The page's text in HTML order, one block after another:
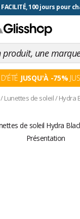
FACILITÉ, 100 jours pour
JUSQU'À -75%
/Lunettes de soleil/Hydra